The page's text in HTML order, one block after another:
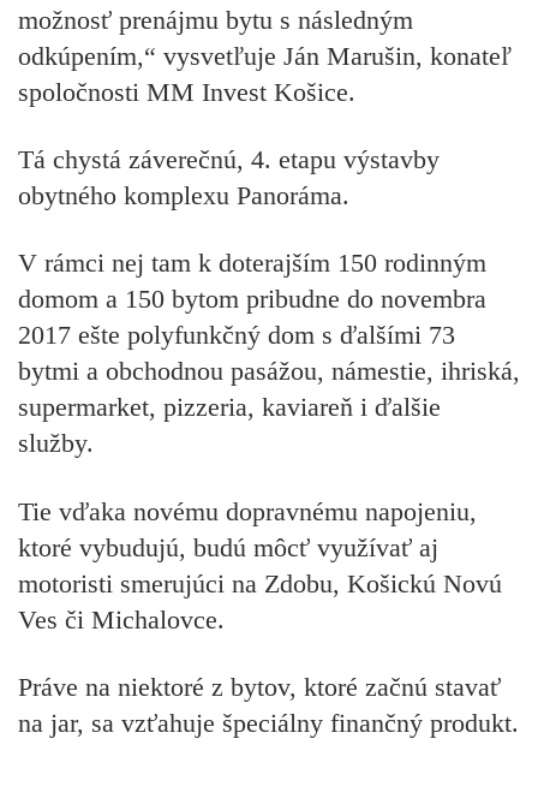
možnosť prenájmu bytu s následným
odkúpením,“ vysvetľuje Ján Marušin, konateľ
spoločnosti MM Invest Košice.
Tá chystá záverečnú, 4. etapu výstavby
obytného komplexu Panoráma.
V rámci nej tam k doterajším 150 rodinným
domom a 150 bytom pribudne do novembra
2017 ešte polyfunkčný dom s ďalšími 73
bytmi a obchodnou pasážou, námestie, ihriská,
supermarket, pizzeria, kaviareň i ďalšie
služby.
Tie vďaka novému dopravnému napojeniu,
ktoré vybudujú, budú môcť využívať aj
motoristi smerujúci na Zdobu, Košickú Novú
Ves či Michalovce.
Práve na niektoré z bytov, ktoré začnú stavať
na jar, sa vzťahuje špeciálny finančný produkt.